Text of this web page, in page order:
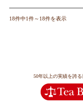
18件中1件～18件を表示
50年以上の実績を誇